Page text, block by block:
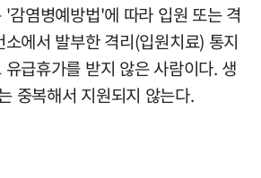
감염병예방법'에 따라 입원 또는 격
에서 발부한 격리(입원치료) 통지
급휴가를 받지 않은 사람이다. 생
중복해서 지원되지 않는다.